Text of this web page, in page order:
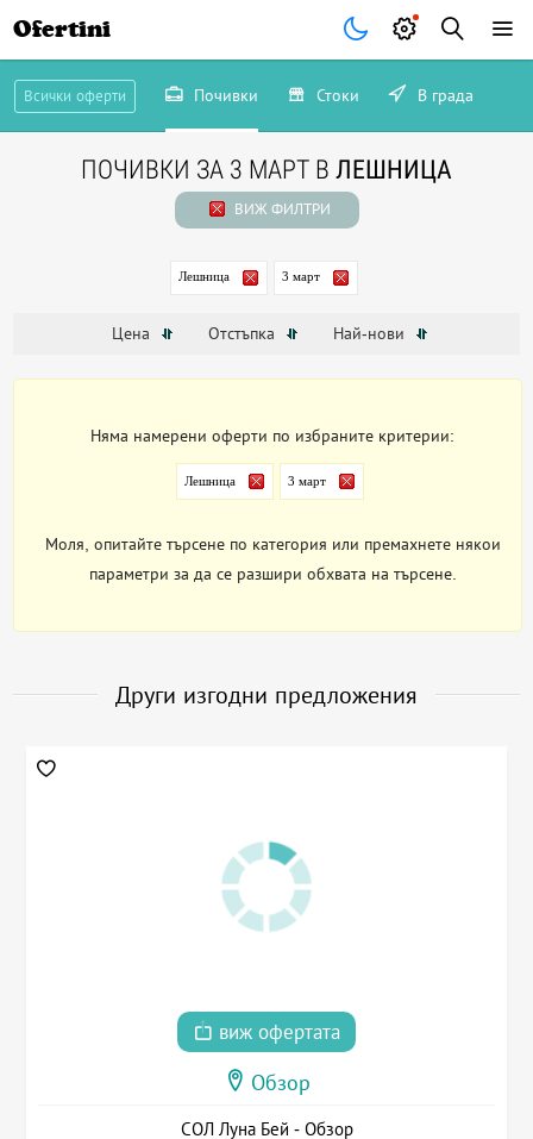
Ofertini
Всички оферти Почивки Стоки В града
ПОЧИВКИ ЗА 3 МАРТ В ЛЕШНИЦА
ВИЖ ФИЛТРИ
Лешница 3 март
Цена Отстъпка Най-нови
Няма намерени оферти по избраните критерии:
Лешница 3 март
Моля, опитайте търсене по категория или премахнете някои
параметри за да се разшири обхвата на търсене.
Други изгодни предложения
виж офертата
Обзор
СОЛ Луна Бей - Обзор